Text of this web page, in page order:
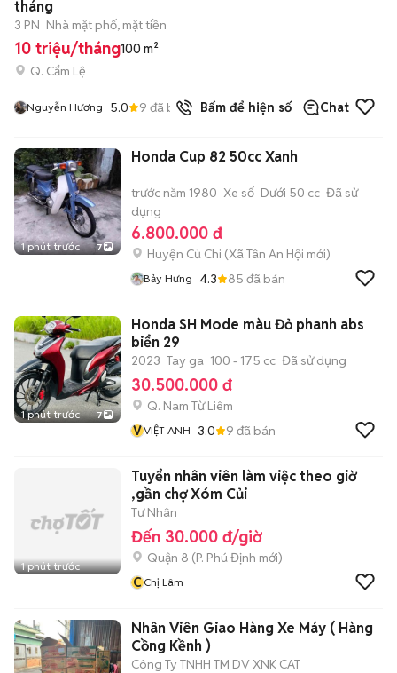
tháng
3 PN Nhà mặt phố, mặt tiền
10 triệu/tháng100 m²
Q. Cẩm Lệ
Nguyễn Hương 5.0 9 đã bán Bấm để hiện số Chat
1 phút trước 7
Honda Cup 82 50cc Xanh
trước năm 1980 Xe số Dưới 50 cc Đã sử
dụng
6.800.000 đ
Huyện Củ Chi (Xã Tân An Hội mới)
Bảy Hưng 4.3 85 đã bán
1 phút trước 7
Honda SH Mode màu Đỏ phanh abs
biển 29
2023 Tay ga 100 - 175 cc Đã sử dụng
30.500.000 đ
Q. Nam Từ Liêm
VVIỆT ANH 3.0 9 đã bán
1 phút trước
Tuyển nhân viên làm việc theo giờ
,gần chợ Xóm Củi
Tư Nhân
Đến 30.000 đ/giờ
Quận 8 (P. Phú Định mới)
CChị Lâm
Nhân Viên Giao Hàng Xe Máy ( Hàng
Cồng Kềnh )
Công Ty TNHH TM DV XNK CAT